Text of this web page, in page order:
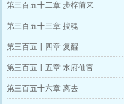
第三百五十二章 步梓前来
第三百五十三章 搜魂
第三百五十四章 复醒
第三百五十五章 水府仙官
第三百五十六章 离去